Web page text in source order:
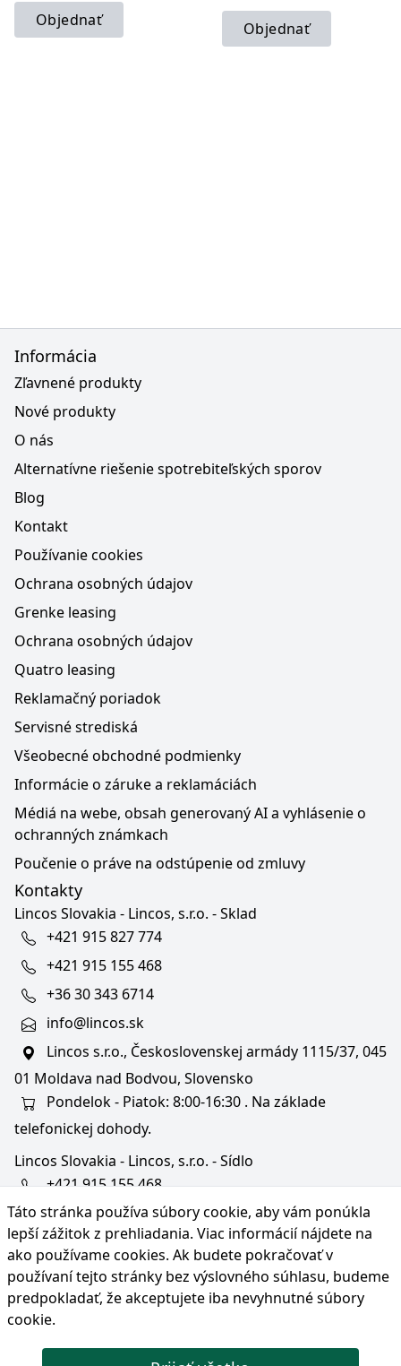
Objednať
Objednať
Táto stránka používa súbory cookie, aby vám ponúkla
lepší zážitok z prehliadania. Viac informácií nájdete na
ako používame cookies. Ak budete pokračovať v
používaní tejto stránky bez výslovného súhlasu, budeme
predpokladať, že akceptujete iba nevyhnutné súbory
cookie.
Informácia
Zľavnené produkty
Nové produkty
O nás
Alternatívne riešenie spotrebiteľských sporov
Blog
Kontakt
Používanie cookies
Ochrana osobných údajov
Grenke leasing
Ochrana osobných údajov
Quatro leasing
Reklamačný poriadok
Servisné strediská
Všeobecné obchodné podmienky
Informácie o záruke a reklamáciách
Médiá na webe, obsah generovaný AI a vyhlásenie o
ochranných známkach
Poučenie o práve na odstúpenie od zmluvy
Kontakty
Lincos Slovakia - Lincos, s.r.o. - Sklad
+421 915 827 774
+421 915 155 468
+36 30 343 6714
info@lincos.sk
Lincos s.r.o., Československej armády 1115/37, 045
01 Moldava nad Bodvou, Slovensko
Pondelok - Piatok: 8:00-16:30 . Na základe
telefonickej dohody.
Lincos Slovakia - Lincos, s.r.o. - Sídlo
+421 915 155 468
+36/30 343 6714
bratislava@lincos.sk
Lincos s.r.o., Rustaveliho 4, 831 06 Bratislava - m. č.
Rača, Slovensko
Iba sídlo firmy